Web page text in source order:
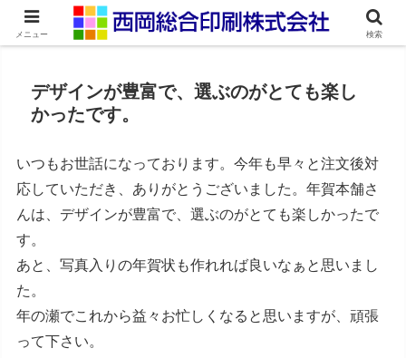
ネット印刷通販・オンデマンド印刷
デザインが豊富で、選ぶのがとても楽し
かったです。
いつもお世話になっております。今年も早々と注文後対
応していただき、ありがとうございました。年賀本舗さ
んは、デザインが豊富で、選ぶのがとても楽しかったで
す。
あと、写真入りの年賀状も作れれば良いなぁと思いまし
た。
年の瀬でこれから益々お忙しくなると思いますが、頑張
って下さい。
メニュー 検索